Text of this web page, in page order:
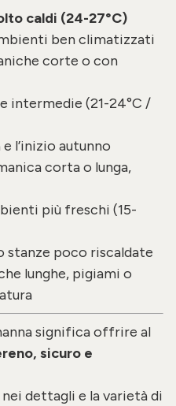
caldi (24-27°C)
ben climatizzati
corte o con
intermedie (21-24°C /
l’inizio autunno
corta o lunga,
più freschi (15-
stanze poco riscaldate
lunghe, pigiami o
significa offrire al
sicuro e
dettagli e la varietà di